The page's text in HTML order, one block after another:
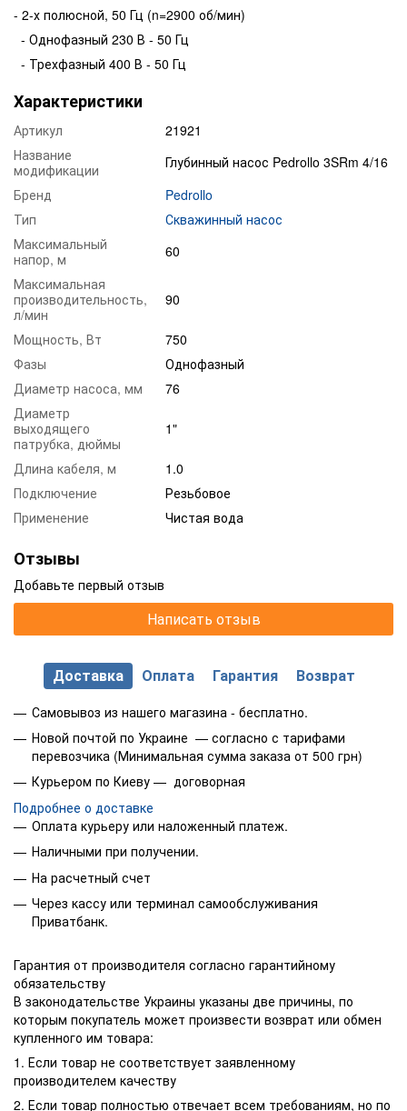
- 2-х полюсной, 50 Гц (n=2900 об/мин)
- Однофазный 230 В - 50 Гц
- Трехфазный 400 В - 50 Гц
Характеристики
Артикул
21921
Название
модификации
Глубинный насос Pedrollo 3SRm 4/16
Бренд
Pedrollo
Тип
Скважинный насос
Максимальный
напор, м
60
Максимальная
производительность,
л/мин
90
Мощность, Вт
750
Фазы
Однофазный
Диаметр насоса, мм
76
Диаметр
выходящего
патрубка, дюймы
1"
Длина кабеля, м
1.0
Подключение
Резьбовое
Применение
Чистая вода
Отзывы
Добавьте первый отзыв
Написать отзыв
Доставка Оплата Гарантия Возврат
Самовывоз из нашего магазина - бесплатно.
Новой почтой по Украине — согласно с тарифами
перевозчика (Минимальная сумма заказа от 500 грн)
Курьером по Киеву — договорная
Подробнее о доставке
Оплата курьеру или наложенный платеж.
Наличными при получении.
На расчетный счет
Через кассу или терминал самообслуживания
Приватбанк.
Гарантия от производителя согласно гарантийному
обязательству
В законодательстве Украины указаны две причины, по
которым покупатель может произвести возврат или обмен
купленного им товара:
1. Если товар не соответствует заявленному
производителем качеству
2. Если товар полностью отвечает всем требованиям, но по